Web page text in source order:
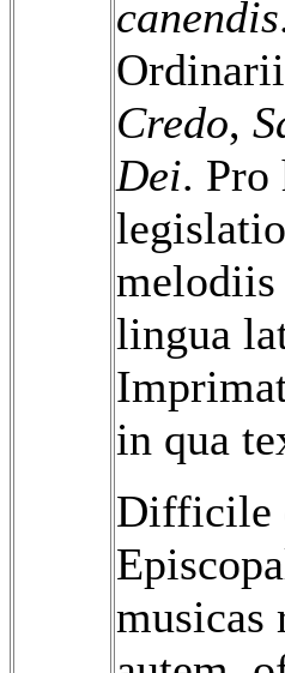
canendis
Credo,
Dei. Pro
melodiis
lingua
in qua
Difficile
musicas